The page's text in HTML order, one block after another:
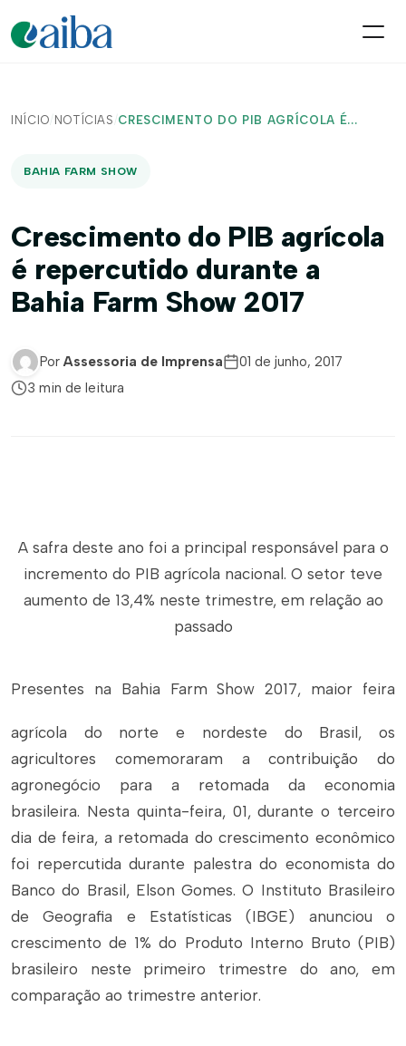
INÍCIO/ NOTÍCIAS /CRESCIMENTO DO PIB AGRÍCOLA É...
BAHIA FARM SHOW
Crescimento do PIB agrícola
é repercutido durante a
Bahia Farm Show 2017
Por Assessoria de Imprensa
01 de junho, 2017
3 min de leitura
A safra deste ano foi a principal responsável para o
incremento do PIB agrícola nacional. O setor teve
aumento de 13,4% neste trimestre, em relação ao
passado
Presentes na Bahia Farm Show 2017, maior feira
agrícola do norte e nordeste do Brasil, os
agricultores comemoraram a contribuição do
agronegócio para a retomada da economia
brasileira. Nesta quinta-feira, 01, durante o terceiro
dia de feira, a retomada do crescimento econômico
foi repercutida durante palestra do economista do
Banco do Brasil, Elson Gomes. O Instituto Brasileiro
de Geografia e Estatísticas (IBGE) anunciou o
crescimento de 1% do Produto Interno Bruto (PIB)
brasileiro neste primeiro trimestre do ano, em
comparação ao trimestre anterior.